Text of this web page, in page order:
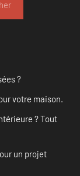
?
votre maison.
? Tout
un projet